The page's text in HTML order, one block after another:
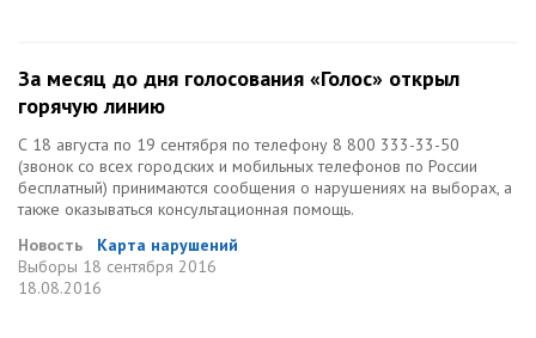
За месяц до дня голосования «Голос» открыл
горячую линию
С 18 августа по 19 сентября по телефону 8 800 333-33-50
(звонок со всех городских и мобильных телефонов по России
бесплатный) принимаются сообщения о нарушениях на выборах, а
также оказываться консультационная помощь.
Новость
Карта нарушений
Выборы 18 сентября 2016
18.08.2016